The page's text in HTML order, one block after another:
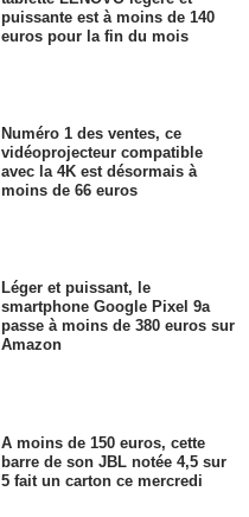
puissante est à moins de 140
euros pour la fin du mois
Numéro 1 des ventes, ce
vidéoprojecteur compatible
avec la 4K est désormais à
moins de 66 euros
Léger et puissant, le
smartphone Google Pixel 9a
passe à moins de 380 euros sur
Amazon
A moins de 150 euros, cette
barre de son JBL notée 4,5 sur
5 fait un carton ce mercredi